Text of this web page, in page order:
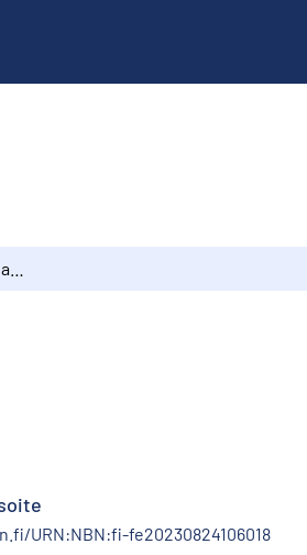
URN:NBN:fi-fe20230824106018